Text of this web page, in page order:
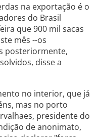
na exportação é o
do Brasil
que 900 mil sacas
mês --os
posteriormente,
disse a
no interior, que já
mas no porto
presidente do
de anonimato,